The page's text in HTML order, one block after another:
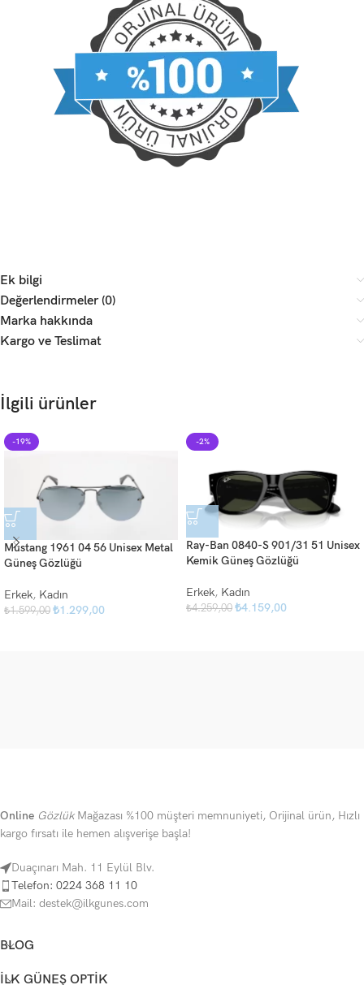
Ek bilgi
Değerlendirmeler (0)
Marka hakkında
Kargo ve Teslimat
İlgili ürünler
-19%
Mustang 1961 04 56 Unisex Metal
Güneş Gözlüğü
Erkek, Kadın
₺1.599,00 ₺1.299,00
-2%
Ray-Ban 0840-S 901/31 51 Unisex
Kemik Güneş Gözlüğü
Erkek, Kadın
₺4.259,00 ₺4.159,00
Online GözlükMağazası %100 müşteri memnuniyeti, Orijinal ürün, Hızlı
kargo fırsatı ile hemen alışverişe başla!
Duaçınarı Mah. 11 Eylül Blv.
Telefon: 0224 368 11 10
Mail: destek@ilkgunes.com
BLOG
İLK GÜNEŞ OPTIK